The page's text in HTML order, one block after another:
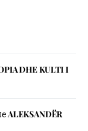
DHE KULTI I
ALEKSANDËR